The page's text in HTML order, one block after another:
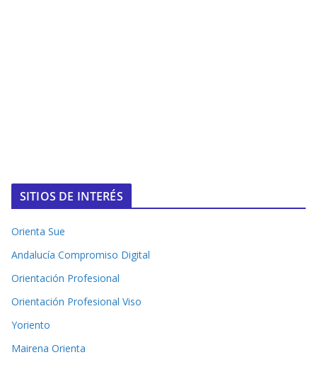
SITIOS DE INTERÉS
Orienta Sue
Andalucía Compromiso Digital
Orientación Profesional
Orientación Profesional Viso
Yoriento
Mairena Orienta